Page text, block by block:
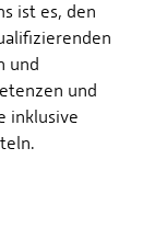
ist es, den
und
und
inklusive